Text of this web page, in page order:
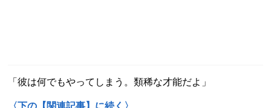
「彼は何でもやってしまう。類稀な才能だよ」